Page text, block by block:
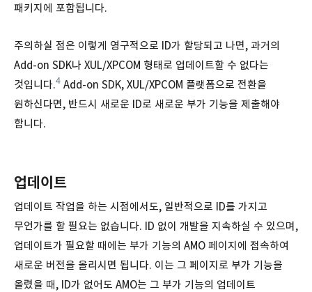
패키지에 포함됩니다.
주의하실 점은 이렇게 영구적으로 ID가 할당되고 나면, 과거의
Add-on SDK나 XUL/XPCOM 형태로 업데이트할 수 없다는
것입니다.4 Add-on SDK, XUL/XPCOM 플랫폼으로 전환을
원하신다면, 반드시 새로운 ID로 새로운 부가 기능을 제출해야
합니다.
업데이트
업데이트 작업을 하는 시점에서도, 일반적으로 ID를 가지고
무언가를 할 필요는 없습니다. ID 없이 개발을 지속하실 수 있으며,
업데이트가 필요할 때에는 부가 기능의 AMO 페이지에 접속하여
새로운 버전을 올리시면 됩니다. 이는 그 페이지로 부가 기능을
올렸을 때, ID가 없어도 AMO는 그 부가 기능의 업데이트